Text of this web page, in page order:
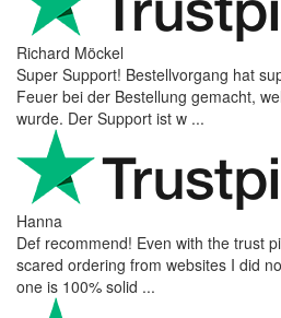
Reviews 79 •
more
Andres
I bought a cafelat robot, the delivery
products were in great conditions. I
shipping to Switzerland ...
Mihaylovich
perfect all product,company,delivery,